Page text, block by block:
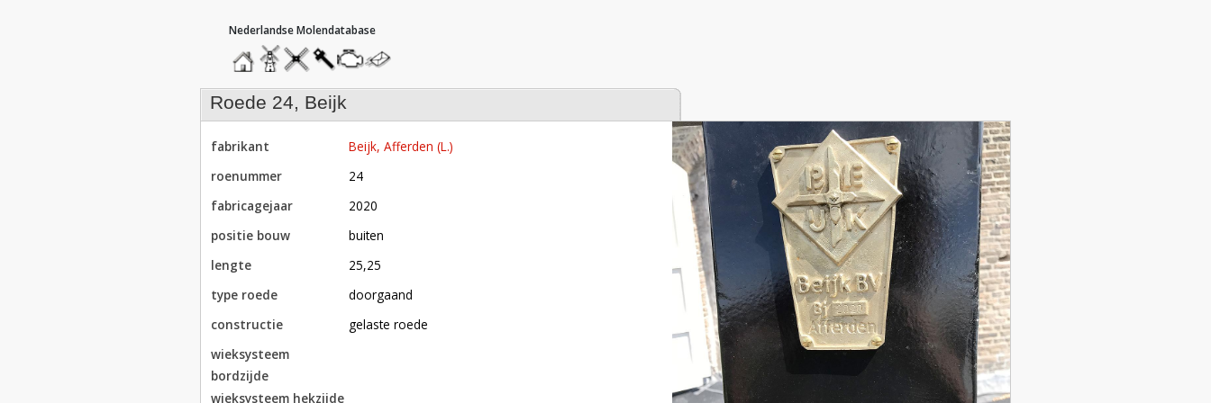
hoofdmenu
homemolendatabase
roedendatabase
assendatabase
motorendatabase
stuur
een
bericht
roede 24, Beijk
fabrikant
Beijk, Afferden (L.)
roenummer
24
fabricagejaar
2020
positie bouw
buiten
lengte
25,25
type roede
doorgaand
constructie
gelaste roede
wieksysteem
bordzijde
wieksysteem hekzijde